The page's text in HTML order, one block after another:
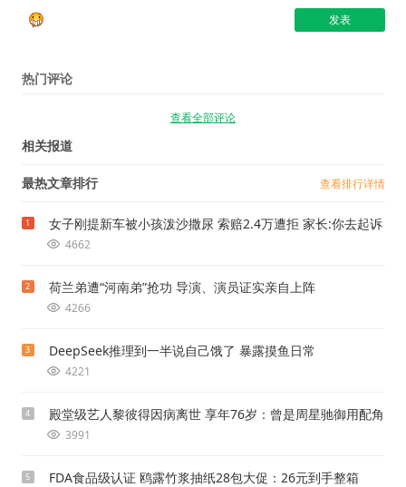
热门评论
查看全部评论
相关报道
最热文章排行 查看排行详情
1 女子刚提新车被小孩泼沙撒尿 索赔2.4万遭拒 家长:你去起诉
4662
2 荷兰弟遭“河南弟”抢功 导演、演员证实亲自上阵
4266
3 DeepSeek推理到一半说自己饿了 暴露摸鱼日常
4221
4 殿堂级艺人黎彼得因病离世 享年76岁：曾是周星驰御用配角
3991
5 FDA食品级认证 鸥露竹浆抽纸28包大促：26元到手整箱